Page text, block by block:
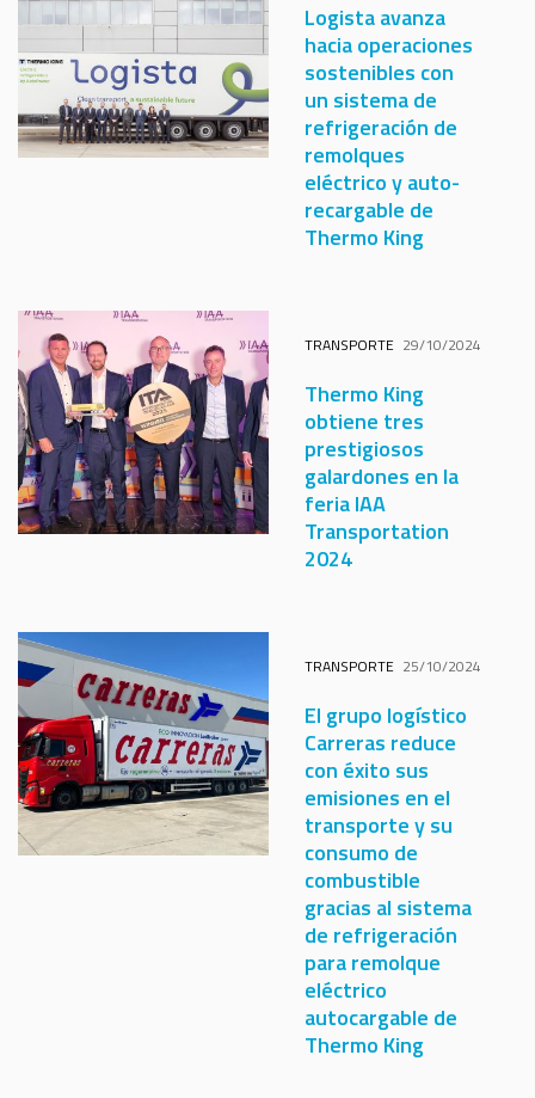
Logista avanza
hacia operaciones
sostenibles con
un sistema de
refrigeración de
remolques
eléctrico y auto-
recargable de
Thermo King
TRANSPORTE 29/10/2024
Thermo King
obtiene tres
prestigiosos
galardones en la
feria IAA
Transportation
2024
TRANSPORTE 25/10/2024
El grupo logístico
Carreras reduce
con éxito sus
emisiones en el
transporte y su
consumo de
combustible
gracias al sistema
de refrigeración
para remolque
eléctrico
autocargable de
Thermo King